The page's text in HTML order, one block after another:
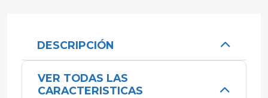
DESCRIPCIÓN
VER TODAS LAS
CARACTERISTICAS